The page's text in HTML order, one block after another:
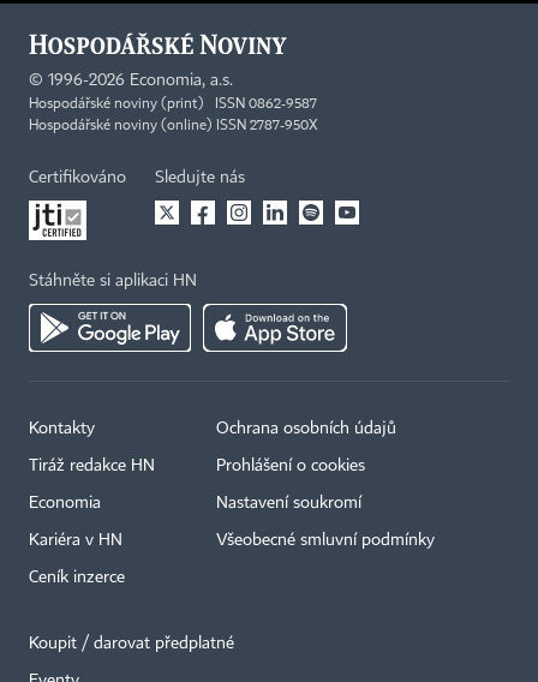
© 1996-2026 Economia, a.s.
Hospodářské noviny (print) ISSN 0862-9587
Hospodářské noviny (online) ISSN 2787-950X
Certifikováno Sledujte nás
Stáhněte si aplikaci HN
Kontakty
Tiráž redakce HN
Economia
Kariéra v HN
Ceník inzerce
Ochrana osobních údajů
Prohlášení o cookies
Nastavení soukromí
Všeobecné smluvní podmínky
Koupit / darovat předplatné